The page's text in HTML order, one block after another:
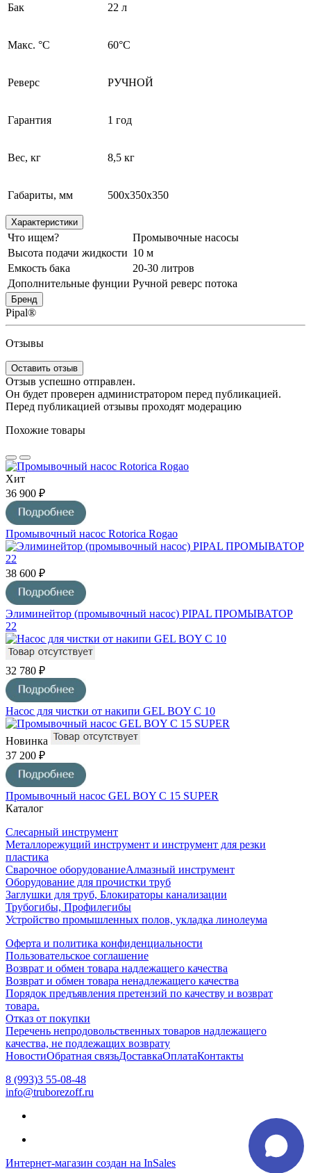
Бак 22 л
Макс. °C 60°C
Реверс РУЧНОЙ
Гарантия 1 год
Вес, кг 8,5 кг
Габариты, мм 500х350х350
Характеристики
Что ищем?
Промывочные насосы
Высота подачи жидкости 10 м
Емкость бака
20-30 литров
Дополнительные фунции Ручной реверс потока
Бренд
Pipal®
Отзывы
Оставить отзыв
Отзыв успешно отправлен.
Он будет проверен администратором перед публикацией.
Перед публикацией отзывы проходят модерацию
Похожие товары
Хит
36 900 ₽
Промывочный насос Rotorica Rogao
38 600 ₽
Элиминейтор (промывочный насос) PIPAL ПРОМЫВАТОР
22
32 780 ₽
Насос для чистки от накипи GEL BOY C 10
Новинка
37 200 ₽
Промывочный насос GEL BOY C 15 SUPER
Каталог
Слесарный инструмент
Металлорежущий инструмент и инструмент для резки
пластика
Сварочное оборудованиеАлмазный инструмент
Оборудование для прочистки труб
Заглушки для труб, Блокираторы канализации
Трубогибы, Профилегибы
Устройство промышленных полов, укладка линолеума
Оферта и политика конфиденциальности
Пользовательское соглашение
Возврат и обмен товара надлежащего качества
Возврат и обмен товара ненадлежащего качества
Порядок предъявления претензий по качеству и возврат
товара.
Отказ от покупки
Перечень непродовольственных товаров надлежащего
качества, не подлежащих возврату
НовостиОбратная связьДоставкаОплатаКонтакты
8 (993)3 55-08-48
info@truborezoff.ru
Интернет-магазин создан на InSales